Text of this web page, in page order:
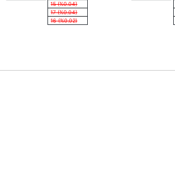
15 (%0.04)
17 (%0.04)
16 (%0.02)